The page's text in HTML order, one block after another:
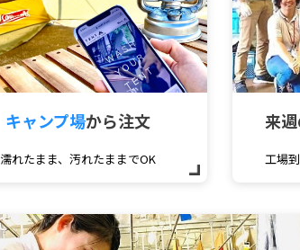
キャンプ場から注文
濡れたまま、汚れたままでOK
来
工場